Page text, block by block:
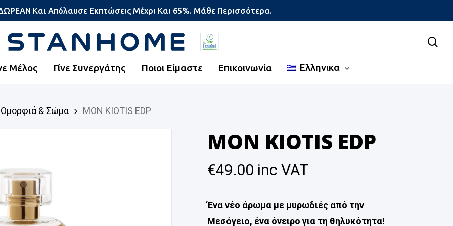
Και Απόλαυσε Εκπτώσεις Μέχρι Και 65%. Μάθε Περισσότερα.
Μέλος Γίνε Συνεργάτης Ποιοι Είμαστε Επικοινωνία Ελληνικα
Ομορφιά & Σώμα MON KIOTIS EDP
MON KIOTIS EDP
€49.00 inc VAT
Ένα νέο άρωμα με μυρωδιές από την
Μεσόγειο, ένα όνειρο για τη θηλυκότητα!